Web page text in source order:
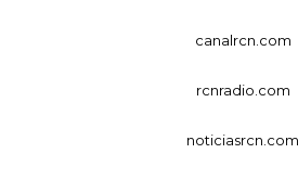
canalrcn.com
rcnradio.com
noticiasrcn.com